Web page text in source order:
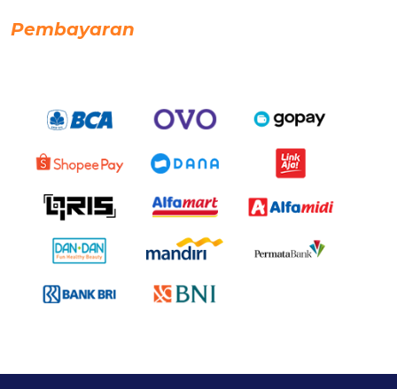
Pembayaran